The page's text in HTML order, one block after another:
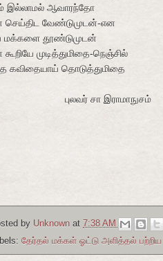
இல்லாமல் ஆவாரந்தோ
செய்திட வேண்டுமுடன்-என
மக்களை தூண்டுமுடன்
முடித்துமிதை-நெஞ்சில்
கவிதையாய் தொடுத்துமிதை
புலவர் சா இராமாநுசம்
by Unknown at 7:38 AM
தேர்தல் மக்கள் ஓட்டு அளித்தல் பற்றிய